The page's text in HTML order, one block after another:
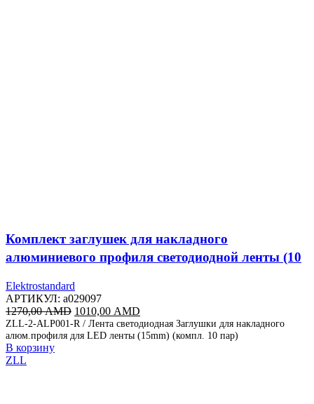
Комплект заглушек для накладного
алюминиевого профиля светодиодной ленты (10
Elektrostandard
АРТИКУЛ: a029097
1270,00AMD Первоначальная
цена
составляла
1010,00 AMD
цена:
1010,00 AMD.
ZLL-2-ALP001-R / Лента светодиодная Заглушки для накладного
алюм.профиля для LED ленты (15mm) (компл. 10 пар)
В корзину
ZLL